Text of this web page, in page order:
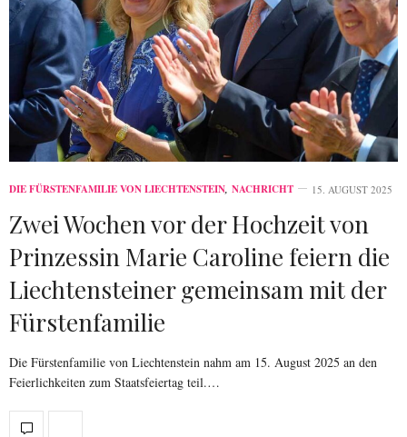
DIE FÜRSTENFAMILIE VON LIECHTENSTEIN, NACHRICHT 15. AUGUST 2025
Zwei Wochen vor der Hochzeit von
Prinzessin Marie Caroline feiern die
Liechtensteiner gemeinsam mit der
Fürstenfamilie
Die Fürstenfamilie von Liechtenstein nahm am 15. August 2025 an den
Feierlichkeiten zum Staatsfeiertag teil.…